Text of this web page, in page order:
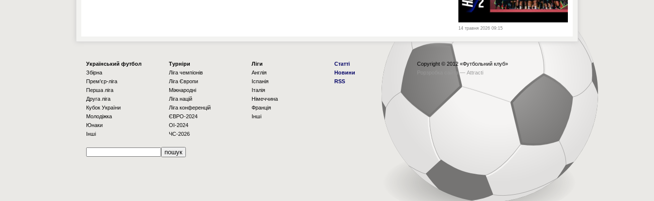
14 травня 2026 09:15
Українcький футбол
Збірна
Прем'єр-ліга
Перша ліга
Друга ліга
Кубок України
Молодіжка
Юнаки
Інші
Турніри
Ліга чемпіонів
Ліга Європи
Міжнародні
Ліга націй
Ліга конференцій
ЄВРО-2024
OI-2024
ЧС-2026
Ліги
Англія
Іспанія
Італія
Німеччина
Франція
Інші
Статті
Новини
RSS
Copyright © 2012 «Футбольний клуб»
Рорзробка сайта — Attracti